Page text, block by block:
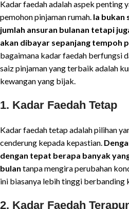
Kadar faedah adalah aspek penting
pemohon pinjaman rumah. Ia bukan
jumlah ansuran bulanan tetapi
akan dibayar sepanjang tempoh
bagaimana kadar faedah berfungsi
saiz pinjaman yang terbaik adalah
kewangan yang bijak.
1. Kadar Faedah Tetap
Kadar faedah tetap adalah pilihan
cenderung kepada kepastian.
dengan tepat berapa banyak
bulan tanpa mengira perubahan
ini biasanya lebih tinggi berbanding
2. Kadar Faedah